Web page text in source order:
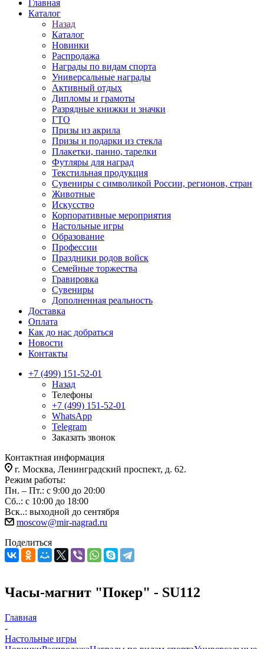
Главная
Каталог
Назад
Каталог
Новинки
Распродажа
Награды по видам спорта
Универсальные награды
Активный отдых
Дипломы и грамоты
Разрядные книжки и значки
ГТО
Призы из акрила
Призы и подарки из стекла
Плакетки, панно, тарелки
Футляры для наград
Текстильная продукция
Сувениры с символикой России, регионов, стран
Животные
Искусство
Корпоративные мероприятия
Настольные игры
Образование
Профессии
Праздники родов войск
Семейные торжества
Гравировка
Сувениры
Дополненная реальность
Доставка
Оплата
Как до нас добраться
Новости
Контакты
+7 (499) 151-52-01
Назад
Телефоны
+7 (499) 151-52-01
WhatsApp
Telegram
Заказать звонок
Контактная информация
г. Москва, Ленинградский проспект, д. 62.
Режим работы:
Пн. – Пт.: с 9:00 до 20:00
Сб..: с 10:00 до 18:00
Вск..: выходной до сентября
moscow@mir-nagrad.ru
Поделиться
Часы-магнит "Покер" - SU112
Главная
-
Настольные игры